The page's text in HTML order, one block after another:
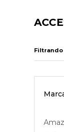
Filtrando